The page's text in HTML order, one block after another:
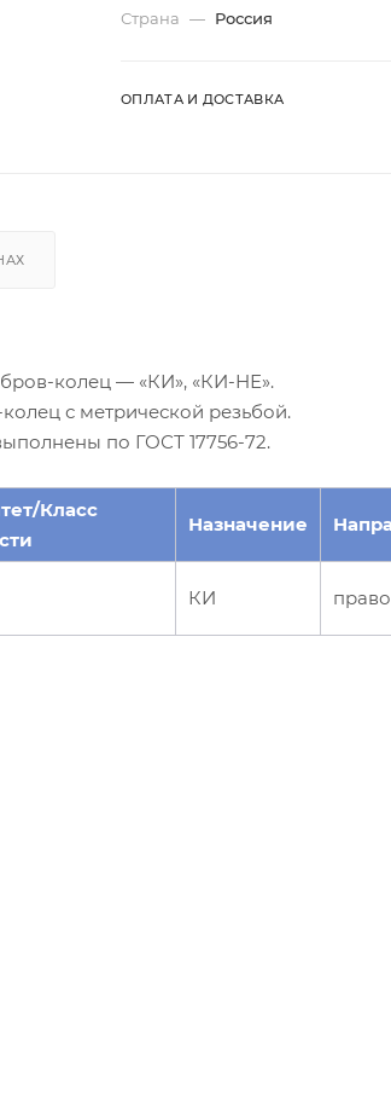
Страна — Россия
ОПЛАТА И ДОСТАВКА
колец — «КИ», «КИ-НЕ».
с метрической резьбой.
по ГОСТ 17756-72.
Класс
Назначение
КИ